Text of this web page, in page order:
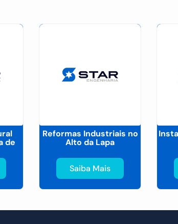
de
Reformas Industriais no
Alto da Lapa
Saiba Mais